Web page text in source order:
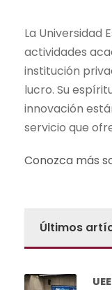
La Universidad
actividades
institución
lucro. Su
innovación
servicio que
Conozca más
Últimos